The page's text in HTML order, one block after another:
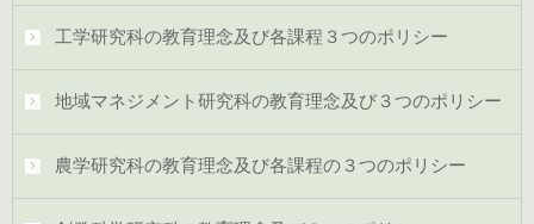
工学研究科の教育理念及び各課程３つのポリシー
地域マネジメント研究科の教育理念及び３つのポリシー
農学研究科の教育理念及び各課程の３つのポリシー